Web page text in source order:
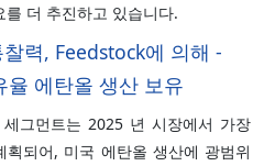
더 추진하고 있습니다.
력, Feedstock에 의해 -
에탄올 생산 보유
그먼트는 2025 년 시장에서 가장
되어, 미국 에탄올 생산에 광범위